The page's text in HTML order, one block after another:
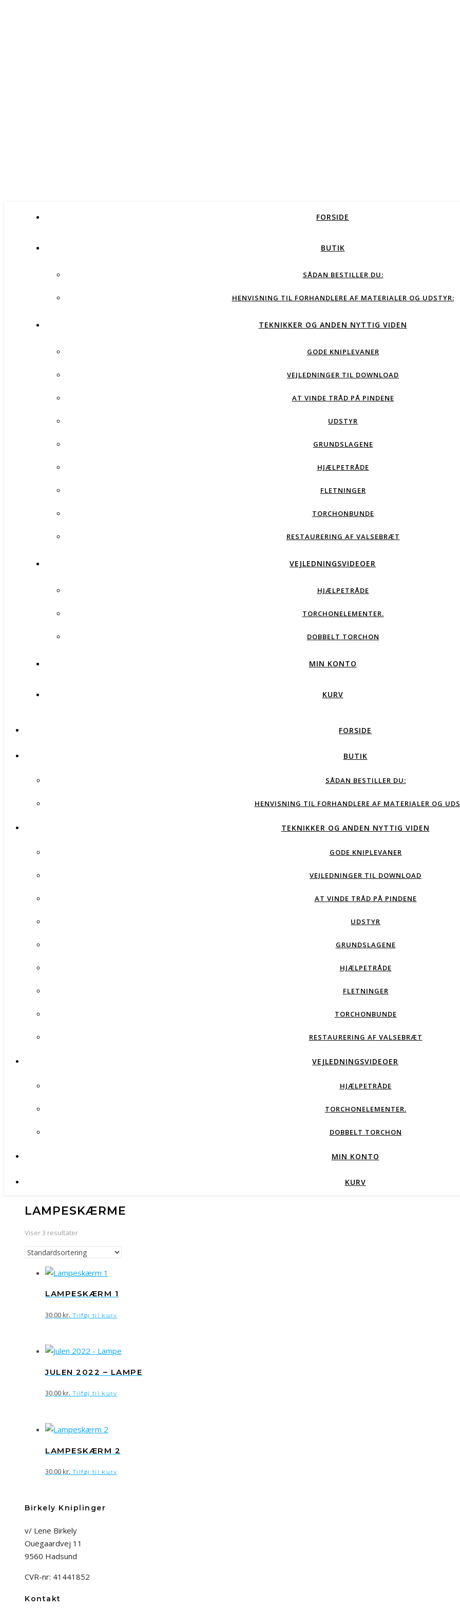
FORSIDE
BUTIK
SÅDAN BESTILLER DU:
HENVISNING TIL FORHANDLERE AF MATERIALER OG UDSTYR:
TEKNIKKER OG ANDEN NYTTIG VIDEN
GODE KNIPLEVANER
VEJLEDNINGER TIL DOWNLOAD
AT VINDE TRÅD PÅ PINDENE
UDSTYR
GRUNDSLAGENE
HJÆLPETRÅDE
FLETNINGER
TORCHONBUNDE
RESTAURERING AF VALSEBRÆT
VEJLEDNINGSVIDEOER
HJÆLPETRÅDE
TORCHONELEMENTER.
DOBBELT TORCHON
MIN KONTO
KURV
FORSIDE
BUTIK
SÅDAN BESTILLER DU:
HENVISNING TIL FORHANDLERE AF MATERIALER OG
TEKNIKKER OG ANDEN NYTTIG VIDEN
GODE KNIPLEVANER
VEJLEDNINGER TIL DOWNLOAD
AT VINDE TRÅD PÅ PINDENE
UDSTYR
GRUNDSLAGENE
HJÆLPETRÅDE
FLETNINGER
TORCHONBUNDE
RESTAURERING AF VALSEBRÆT
VEJLEDNINGSVIDEOER
HJÆLPETRÅDE
TORCHONELEMENTER.
DOBBELT TORCHON
MIN KONTO
KURV
LAMPESKÆRME
Viser 3 resultater
LAMPESKÆRM 1
30,00kr. Tilføj til kurv
JULEN 2022 – LAMPE
30,00kr. Tilføj til kurv
LAMPESKÆRM 2
30,00kr. Tilføj til kurv
Birkely Kniplinger
v/ Lene Birkely
Ouegaardvej 11
9560 Hadsund
CVR-nr: 41441852
Kontakt